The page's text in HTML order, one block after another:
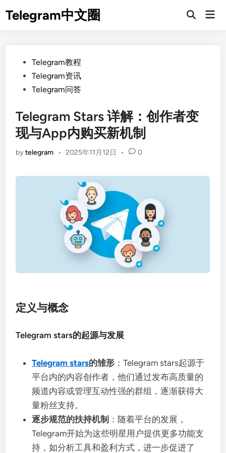
Telegram中文圈
Open
PostedTelegram教程
Telegram资讯
Telegram问答
Telegram Stars 详解：创作者变
现与App内购买新机制
bytelegram • 2025年11月12日 • 0
定义与概念
Telegram stars的起源与发展
Telegram stars的雏形 ：Telegram stars起源于
平台内的内容创作者，他们通过发布高质量的
频道内容或管理互动性强的群组，逐渐获得大
量粉丝支持。
逐步规范的扶持机制 ：随着平台的发展，
Telegram开始为这些明星用户提供更多功能支
持，如分析工具和盈利方式，进一步促进了